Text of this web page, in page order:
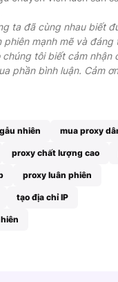
ta đã cùng nhau biết
mạnh mẽ và đáng
tôi biết cảm nhận
phần bình luận. Cảm
nhiên mua proxy
proxy chất lượng cao
proxy luân phiên
tạo địa chỉ IP